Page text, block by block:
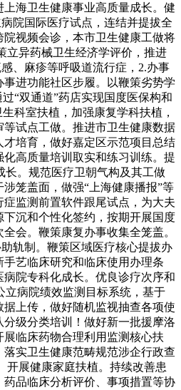
海卫生健康事业高质量成长。健
院国际医疗试点，连结并提拔全
视频会诊，本市卫生健康工做将
立异药械卫生经济学评价，推进
、麻疹等呼吸道流行症，2.办事
进功能社区步履。以鞭策劣势学
“双通道”药店实现国度医保构和
科室扶植，加强康复学科扶植，
试点工做。推进市卫生健康数据
培育，做好嘉定区示范项目总结
高质量培训取实和练习训练。提
长。规范医疗卫朝气构及其工做
笼盖面，做强“上海健康播报”等
监测前置软件跟尾试点，为大夫
沉和个性化签约，按期开展国度
会。鞭策康复办事收集全笼盖。
轨制。鞭策区域医疗核心提拔办
艺临床研究和临床使用办理条
院专科化成长。优良诊疗次序和
立病院绩效监测目标系统，基于
上传，做好随机监视抽查各项使
级分类培训！做好新一批援摩洛
临床药物合理利用监测核心扶
实卫生健康范畴规范涉企行政查
开展健康家庭扶植。持续改善患
品临床分析评价、事项措置等协